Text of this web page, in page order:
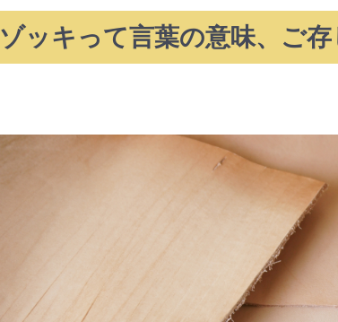
ゾッキって言葉の意味、ご存